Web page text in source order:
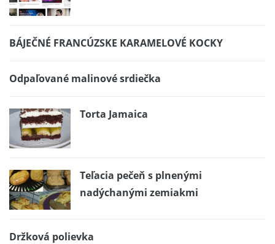
BÁJEČNÉ FRANCÚZSKE KARAMELOVÉ KOCKY
Odpaľované malinové srdiečka
Torta Jamaica
Teľacia pečeň s plnenými
nadýchanými zemiakmi
Držková polievka